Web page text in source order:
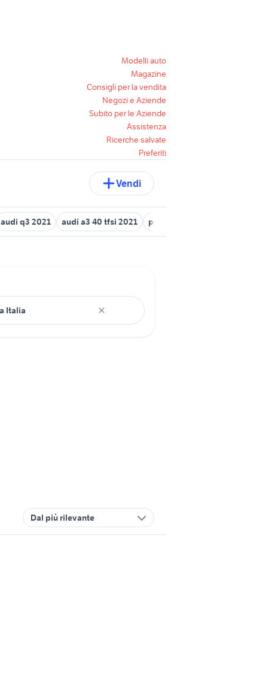
Modelli auto
Magazine
Consigli per la vendita
Negozi e Aziende
Subito per le Aziende
Assistenza
Ricerche salvate
Preferiti
Vendi
audi q3 2021 audi a3 40 tfsi 2021 pompa gasolio audi a3
Dal più rilevante